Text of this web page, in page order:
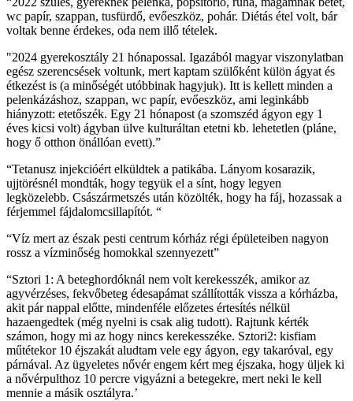
wc papír, szappan, tusfürdő, evőeszköz, pohár. Diétás étel volt, bár
voltak benne érdekes, oda nem illő tételek.
"2024 gyerekosztály 21 hónapossal. Igazából magyar viszonylatban
egész szerencsések voltunk, mert kaptam szülőként külön ágyat és
étkezést is (a minőségét utóbbinak hagyjuk). Itt is kellett minden a
pelenkázáshoz, szappan, wc papír, evőeszköz, ami leginkább
hiányzott: etetőszék. Egy 21 hónapost (a szomszéd ágyon egy 1
éves kicsi volt) ágyban ülve kulturáltan etetni kb. lehetetlen (pláne,
hogy ő otthon önállóan evett).”
“Tetanusz injekcióért elküldtek a patikába. Lányom kosarazik,
ujjtörésnél mondták, hogy tegyük el a sínt, hogy legyen
legközelebb. Császármetszés után közölték, hogy ha fáj, hozassak a
férjemmel fájdalomcsillapítót. “
“Víz mert az észak pesti centrum kórház régi épületeiben nagyon
rossz a vízminőség homokkal szennyezett”
“Sztori 1: A beteghordóknál nem volt kerekesszék, amikor az
agyvérzéses, fekvőbeteg édesapámat szállították vissza a kórházba,
akit pár nappal előtte, mindenféle előzetes értesítés nélkül
hazaengedtek (még nyelni is csak alig tudott). Rajtunk kérték
számon, hogy mi az hogy nincs kerekesszéke. Sztori2: kisfiam
műtétekor 10 éjszakát aludtam vele egy ágyon, egy takaróval, egy
párnával. Az ügyeletes nővér engem kért meg éjszaka, hogy üljek ki
a nővérpulthoz 10 percre vigyázni a betegekre, mert neki le kell
mennie a másik osztályra.’